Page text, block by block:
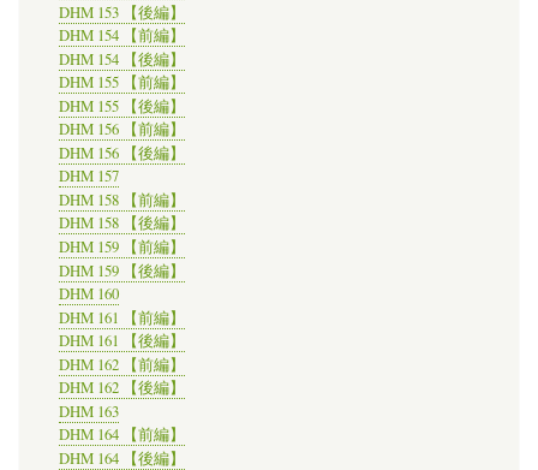
DHM 153 【後編】
DHM 154 【前編】
DHM 154 【後編】
DHM 155 【前編】
DHM 155 【後編】
DHM 156 【前編】
DHM 156 【後編】
DHM 157
DHM 158 【前編】
DHM 158 【後編】
DHM 159 【前編】
DHM 159 【後編】
DHM 160
DHM 161 【前編】
DHM 161 【後編】
DHM 162 【前編】
DHM 162 【後編】
DHM 163
DHM 164 【前編】
DHM 164 【後編】